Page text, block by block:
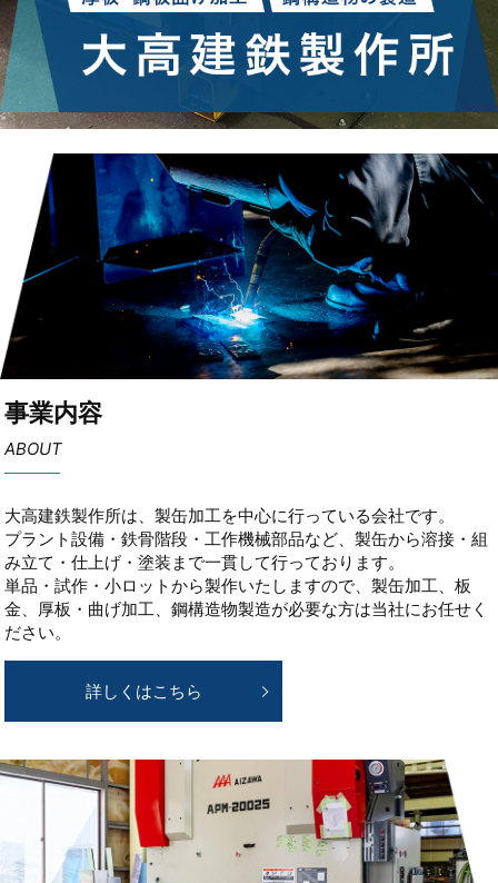
事業内容
ABOUT
大高建鉄製作所は、製缶加工を中心に行っている会社です。
プラント設備・鉄骨階段・工作機械部品など、製缶から溶接・組
み立て・仕上げ・塗装まで一貫して行っております。
単品・試作・小ロットから製作いたしますので、製缶加工、板
金、厚板・曲げ加工、鋼構造物製造が必要な方は当社にお任せく
ださい。
詳しくはこちら